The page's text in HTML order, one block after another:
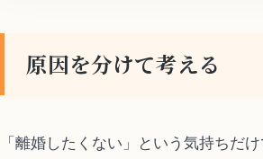
原因を分けて考える
「離婚したくない」という気持ちだ